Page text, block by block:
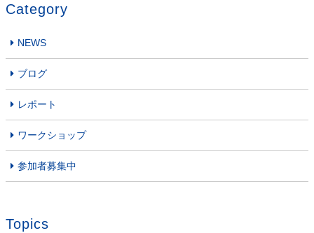
Category
NEWS
ブログ
レポート
ワークショップ
参加者募集中
Topics